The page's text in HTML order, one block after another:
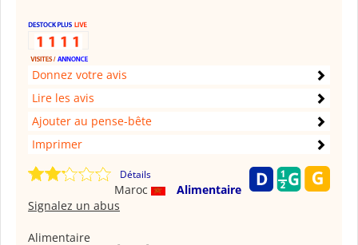
Donnez votre avis
Lire les avis
Ajouter au pense-bête
Imprimer
Détails
Maroc
Alimentaire
Signalez un abus
Alimentaire